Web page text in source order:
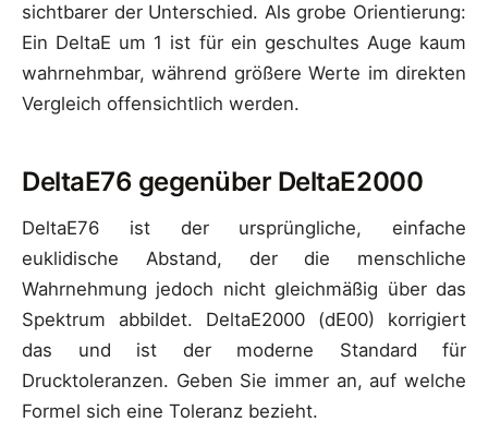
sichtbarer der Unterschied. Als grobe Orientierung:
Ein DeltaE um 1 ist für ein geschultes Auge kaum
wahrnehmbar, während größere Werte im direkten
Vergleich offensichtlich werden.
DeltaE76 gegenüber DeltaE2000
DeltaE76 ist der ursprüngliche, einfache
euklidische Abstand, der die menschliche
Wahrnehmung jedoch nicht gleichmäßig über das
Spektrum abbildet. DeltaE2000 (dE00) korrigiert
das und ist der moderne Standard für
Drucktoleranzen. Geben Sie immer an, auf welche
Formel sich eine Toleranz bezieht.